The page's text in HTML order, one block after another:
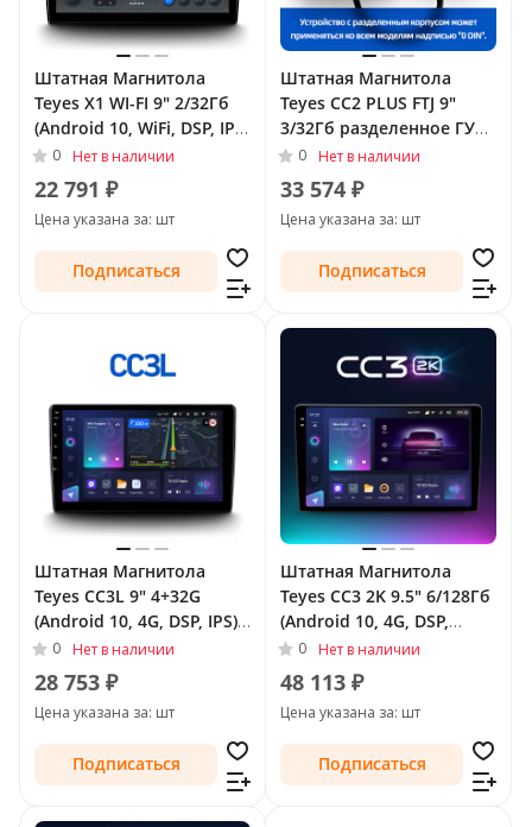
Штатная Магнитола
Teyes X1 WI-FI 9" 2/32Гб
(Android 10, WiFi, DSP, IPS)
для Opel Corsa E 2014 -
2019
0 Нет в наличии
22 791 ₽
Цена указана за: шт
Подписаться
Штатная Магнитола
Teyes CC2 PLUS FTJ 9"
3/32Гб разделенное ГУ
(Android 10, 4G, DSP,
QLed) для Opel Insignia I
Рестайлинг 2013 - 2017
Тип-A
0 Нет в наличии
33 574 ₽
Цена указана за: шт
Подписаться
Штатная Магнитола
Teyes CC3L 9" 4+32G
(Android 10, 4G, DSP, IPS)
для Opel Astra K 2015 -
2019 Тип-A
0 Нет в наличии
28 753 ₽
Цена указана за: шт
Подписаться
Штатная Магнитола
Teyes CC3 2K 9.5" 6/128Гб
(Android 10, 4G, DSP,
QLed) для Opel Astra H
2004 - 2007 Тип-F2
0 Нет в наличии
48 113 ₽
Цена указана за: шт
Подписаться